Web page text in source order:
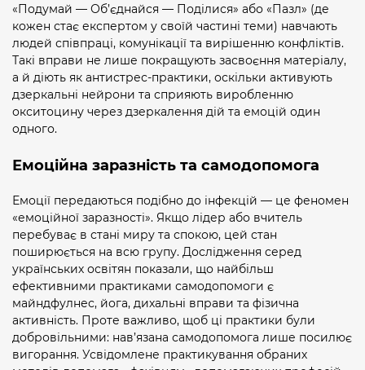
«Подумай — Об’єднайся — Поділися» або «Пазл» (де
кожен стає експертом у своїй частині теми) навчають
людей співпраці, комунікації та вирішенню конфліктів.
Такі вправи не лише покращують засвоєння матеріалу,
а й діють як антистрес-практики, оскільки активують
дзеркальні нейрони та сприяють виробленню
окситоцину через дзеркалення дій та емоцій один
одного.
Емоційна заразність та самодопомога
Емоції передаються подібно до інфекцій — це феномен
«емоційної заразності». Якщо лідер або вчитель
перебуває в стані миру та спокою, цей стан
поширюється на всю групу. Дослідження серед
українських освітян показали, що найбільш
ефективними практиками самодопомоги є
майндфулнес, йога, дихальні вправи та фізична
активність. Проте важливо, щоб ці практики були
добровільними: нав’язана самодопомога лише посилює
вигорання. Усвідомлене практикування обраних